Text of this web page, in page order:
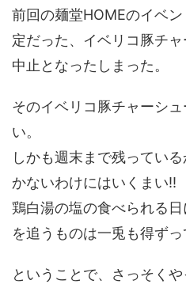
前回の麺堂HOMEのイベ
定だった、イベリコ豚チ
中止となったしまった。
そのイベリコ豚チャーシ
い。
しかも週末まで残ってい
かないわけにはいくまい!!
鶏白湯の塩の食べられる
を追うものは一兎も得ずっ
ということで、さっそくや